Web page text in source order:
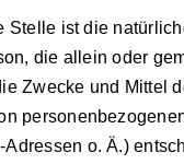
Stelle ist die
die allein oder
Zwecke und Mittel
Adressen o. Ä.)